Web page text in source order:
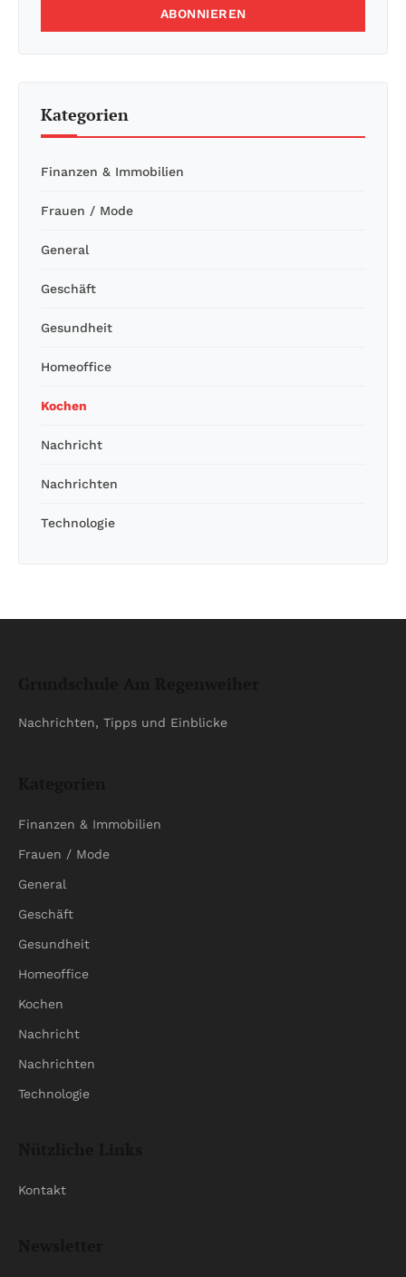
ABONNIEREN
Kategorien
Finanzen & Immobilien
Frauen / Mode
General
Geschäft
Gesundheit
Homeoffice
Kochen
Nachricht
Nachrichten
Technologie
Nachrichten, Tipps und Einblicke
Finanzen & Immobilien
Frauen / Mode
General
Geschäft
Gesundheit
Homeoffice
Kochen
Nachricht
Nachrichten
Technologie
Kontakt